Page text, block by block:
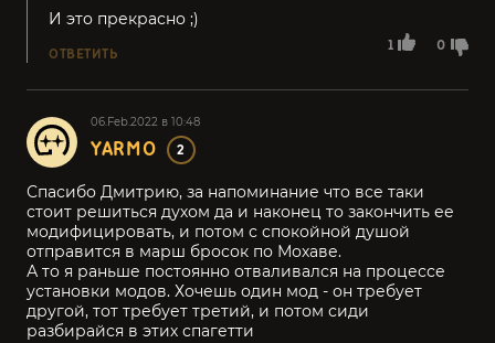
1 0
И это прекрасно ;)
ОТВЕТИТЬ
06.Feb.2022 в 10:48
YARMO 2
Спасибо Дмитрию, за напоминание что все таки
стоит решиться духом да и наконец то закончить ее
модифицировать, и потом с спокойной душой
отправится в марш бросок по Мохаве.
А то я раньше постоянно отваливался на процессе
установки модов. Хочешь один мод - он требует
другой, тот требует третий, и потом сиди
разбирайся в этих спагетти